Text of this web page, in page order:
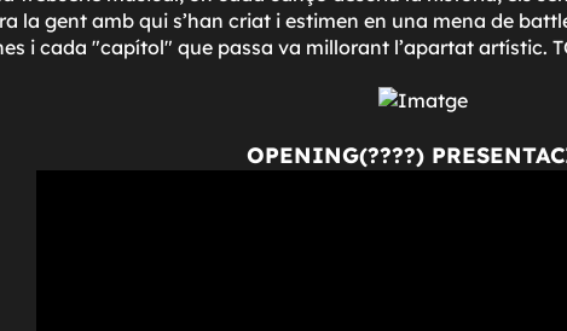
la gent amb qui s'han criat i estimen en una mena de
i cada "capítol" que passa va millorant l'apartat artístic.
OPENING(????)